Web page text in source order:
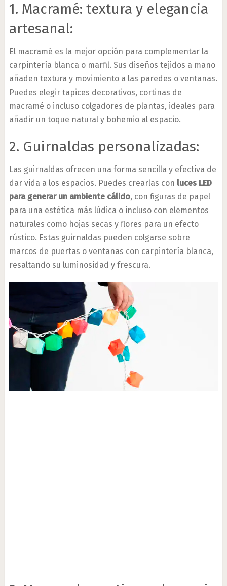
1. Macramé: textura y elegancia
artesanal:
El macramé es la mejor opción para complementar la
carpintería blanca o marfil. Sus diseños tejidos a mano
añaden textura y movimiento a las paredes o ventanas.
Puedes elegir tapices decorativos, cortinas de
macramé o incluso colgadores de plantas, ideales para
añadir un toque natural y bohemio al espacio.
2. Guirnaldas personalizadas:
Las guirnaldas ofrecen una forma sencilla y efectiva de
dar vida a los espacios. Puedes crearlas con luces LED
para generar un ambiente cálido, con figuras de papel
para una estética más lúdica o incluso con elementos
naturales como hojas secas y flores para un efecto
rústico. Estas guirnaldas pueden colgarse sobre
marcos de puertas o ventanas con carpintería blanca,
resaltando su luminosidad y frescura.